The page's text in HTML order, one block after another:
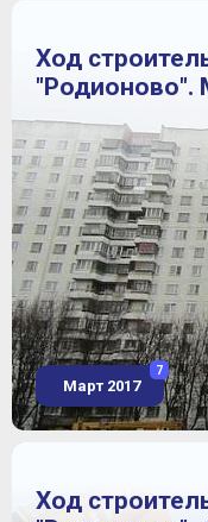
Ход
"Родионово".
Март 2017
7
Ход